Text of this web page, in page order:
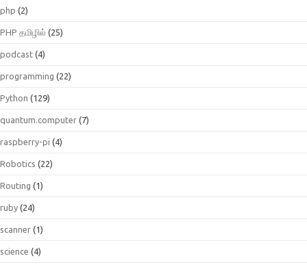
php (2)
PHP தமிழில் (25)
podcast (4)
programming (22)
Python (129)
quantum.computer (7)
raspberry-pi (4)
Robotics (22)
Routing (1)
ruby (24)
scanner (1)
science (4)